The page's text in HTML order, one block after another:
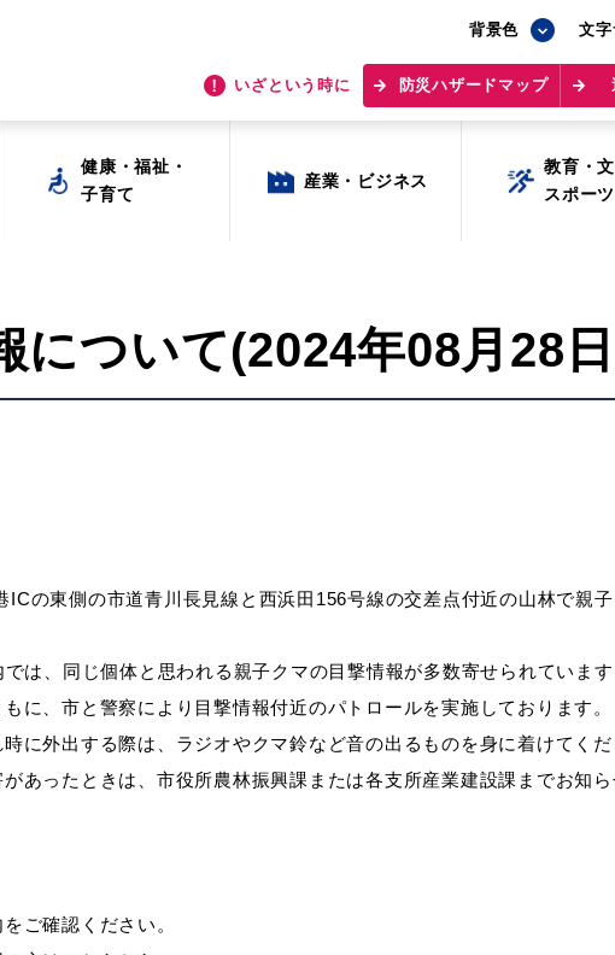
背景色 文
いざという時に 防災ハザードマップ
背景色 文
いざという時に 防災ハザードマップ
健康・福祉・
子育て
産業・ビジネス
教育・文
スポーツ
て 教育
住まい 就職・退職
届出・証明
支援・助成制度
健康・福祉・
子育て
産業・ビジネス
教育・文
スポーツ
について(2024年08月28
の東側の市道青川長見線と西浜田156号線の交差点付近の山林で親
は、同じ個体と思われる親子クマの目撃情報が多数寄せられています
に、市と警察により目撃情報付近のパトロールを実施しております。
に外出する際は、ラジオやクマ鈴など音の出るものを身に着けてくだ
あったときは、市役所農林振興課または各支所産業建設課までお知ら
ご確認ください。